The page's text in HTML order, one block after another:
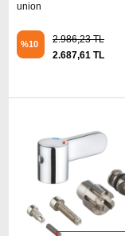
union
%10
2.986,23 TL
2.687,61 TL